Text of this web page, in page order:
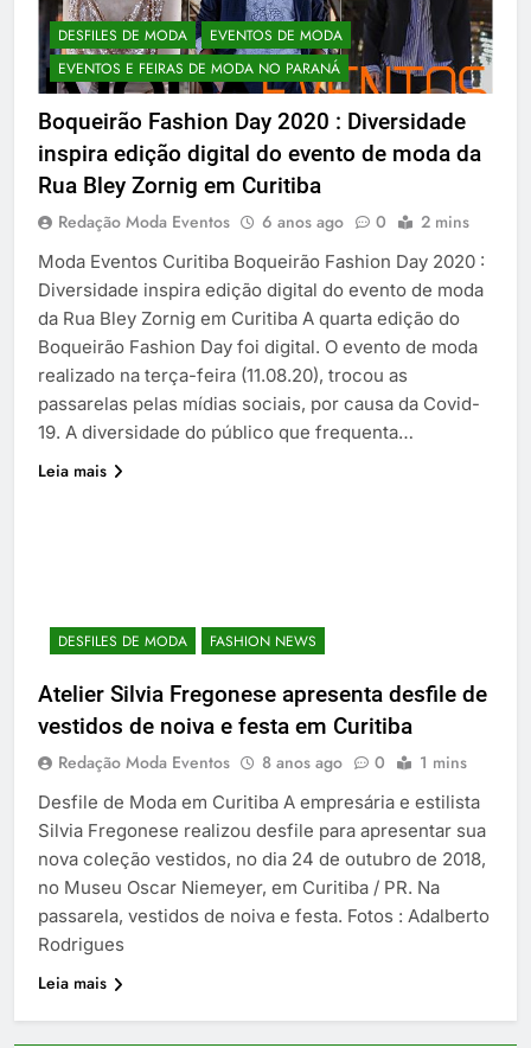
DESFILES DE MODA
EVENTOS DE MODA
EVENTOS E FEIRAS DE MODA NO PARANÁ
Boqueirão Fashion Day 2020 : Diversidade
inspira edição digital do evento de moda da
Rua Bley Zornig em Curitiba
Redação Moda Eventos 6 anos ago 0 2 mins
Moda Eventos Curitiba Boqueirão Fashion Day 2020 :
Diversidade inspira edição digital do evento de moda
da Rua Bley Zornig em Curitiba A quarta edição do
Boqueirão Fashion Day foi digital. O evento de moda
realizado na terça-feira (11.08.20), trocou as
passarelas pelas mídias sociais, por causa da Covid-
19. A diversidade do público que frequenta…
Leia mais
DESFILES DE MODA FASHION NEWS
Atelier Silvia Fregonese apresenta desfile de
vestidos de noiva e festa em Curitiba
Redação Moda Eventos 8 anos ago 0 1 mins
Desfile de Moda em Curitiba A empresária e estilista
Silvia Fregonese realizou desfile para apresentar sua
nova coleção vestidos, no dia 24 de outubro de 2018,
no Museu Oscar Niemeyer, em Curitiba / PR. Na
passarela, vestidos de noiva e festa. Fotos : Adalberto
Rodrigues
Leia mais